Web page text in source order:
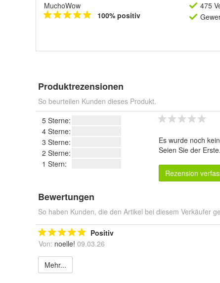
MuchoWow
100% positiv
475
Produktrezensionen
So beurteilen Kunden dieses Produkt.
5 Sterne:
4 Sterne:
3 Sterne:
2 Sterne:
1 Stern:
Es wurde noch
Seien Sie der Erste.
Rezension
Bewertungen
So haben Kunden, die den Artikel bei diesem Verkäufer
Positiv
Von: noelle! 09.03.26
Mehr...